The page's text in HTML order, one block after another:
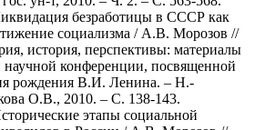
безработицы в СССР как
социализма / А.В. Морозов //
история, перспективы: материалы
конференции, посвященной
рождения В.И. Ленина. – Н.-
О.В., 2010. – С. 138-143.
этапы социальной